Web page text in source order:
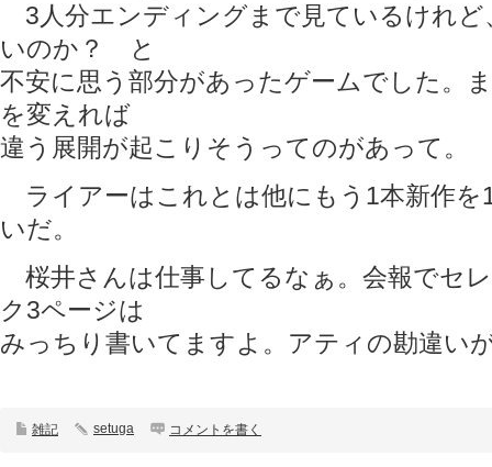
3人分エンディングまで見ているけれど
いのか？ と
不安に思う部分があったゲームでした。
を変えれば
違う展開が起こりそうってのがあって。
ライアーはこれとは他にもう1本新作を
いだ。
桜井さんは仕事してるなぁ。会報でセ
ク3ページは
みっちり書いてますよ。アティの勘違い
雑記 setuga コメントを書く